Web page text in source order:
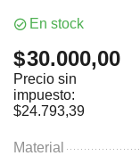
En stock
$30.000,00
Precio sin
impuesto:
$24.793,39
Material